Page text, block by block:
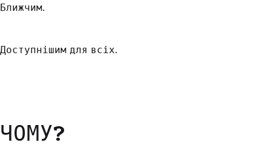
Ближчим.
Доступнішим для всіх.
ЧОМУ?